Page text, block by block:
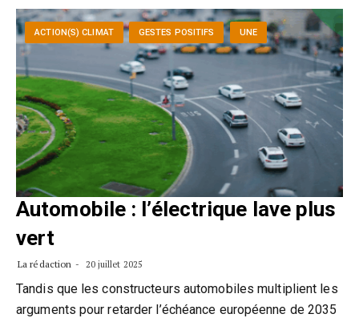
ACTION(S) CLIMAT GESTES POSITIFS UNE
Automobile : l’électrique lave plus
vert
La rédaction 20 juillet 2025
Tandis que les constructeurs automobiles multiplient les
arguments pour retarder l’échéance européenne de 2035